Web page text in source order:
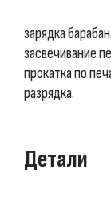
зарядка
засвечивание
прокатка по
разрядка.
Детали